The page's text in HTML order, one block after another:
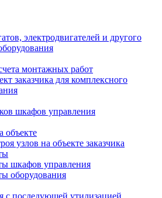
электродвигателей и другого
монтажных работ
заказчика для комплексного
шкафов управления
объекте
узлов на объекте заказчика
шкафов управления
оборудования
с последующей утилизацией